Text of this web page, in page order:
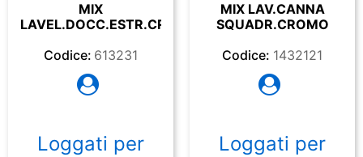
MIX
LAVEL.DOCC.ESTR.CROMO
Codice: 613231
Loggati per
MIX LAV.CANNA
SQUADR.CROMO
Codice: 1432121
Loggati per